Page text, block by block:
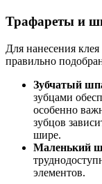
Трафареты и
Для нанесения
правильно
Зубчатый
зубцами
особенно
зубцов
шире.
Маленький
элементов.